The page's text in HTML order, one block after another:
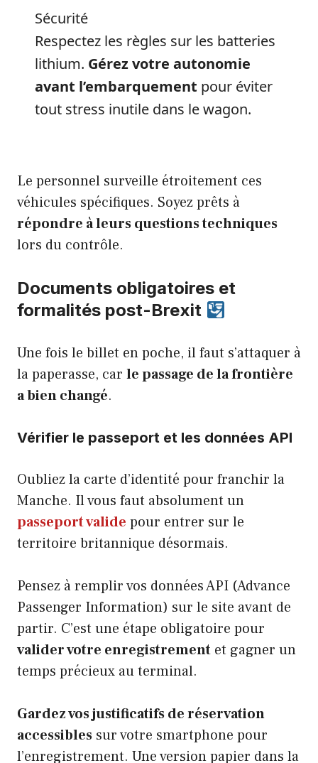
Sécurité
Respectez les règles sur les batteries
lithium. Gérez votre autonomie
avant l’embarquement pour éviter
tout stress inutile dans le wagon.
Le personnel surveille étroitement ces
véhicules spécifiques. Soyez prêts à
répondre à leurs questions techniques
lors du contrôle.
Documents obligatoires et
formalités post-Brexit
Une fois le billet en poche, il faut s’attaquer à
la paperasse, car le passage de la frontière
a bien changé.
Vérifier le passeport et les données API
Oubliez la carte d’identité pour franchir la
Manche. Il vous faut absolument un
passeport valide pour entrer sur le
territoire britannique désormais.
Pensez à remplir vos données API (Advance
Passenger Information) sur le site avant de
partir. C’est une étape obligatoire pour
valider votre enregistrement et gagner un
temps précieux au terminal.
Gardez vos justificatifs de réservation
accessibles sur votre smartphone pour
l’enregistrement. Une version papier dans la